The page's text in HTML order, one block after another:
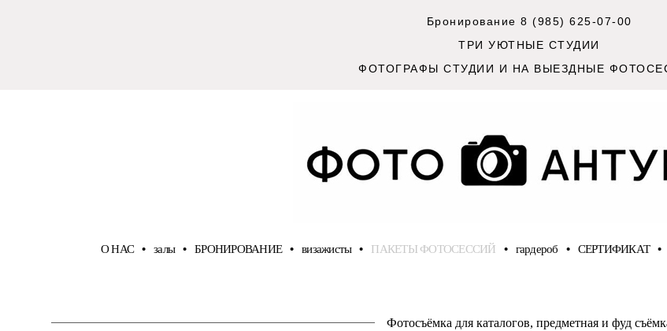
Бронирование 8 (985) 625-07-00
ТРИ УЮТНЫЕ СТУДИИ
ФОТОГРАФЫ СТУДИИ И НА ВЫЕЗДНЫЕ
О НАС • залы • БРОНИРОВАНИЕ • визажисты • ПАКЕТЫ ФОТОСЕССИЙ • гардероб • СЕРТИФИКАТ •
Фотосъёмка для каталогов, предметная и фуд